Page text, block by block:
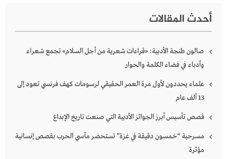
أحدث المقالات
صالون طنجة الأدبية: «قراءات شعرية من أجل السلام» تجمع شعراء
وأدباء في فضاء الكلمة والحوار
علماء يحددون لأول مرة العمر الحقيقي لرسومات كهف فرنسي تعود إلى
13 ألف عام
قصص تأسيس أبرز الجوائز الأدبية التي صنعت تاريخ الإبداع
مسرحية “خمسون دقيقة في غزة” تستحضر مآسي الحرب بقصص إنسانية
مؤثرة